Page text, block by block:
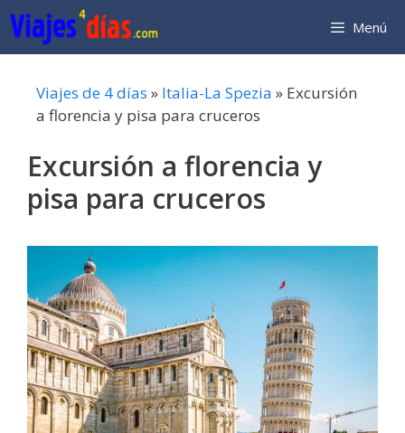
Saltar
al
contenido
Menú
Viajes de 4 días » Italia-La Spezia » Excursión
a florencia y pisa para cruceros
Excursión a florencia y
pisa para cruceros